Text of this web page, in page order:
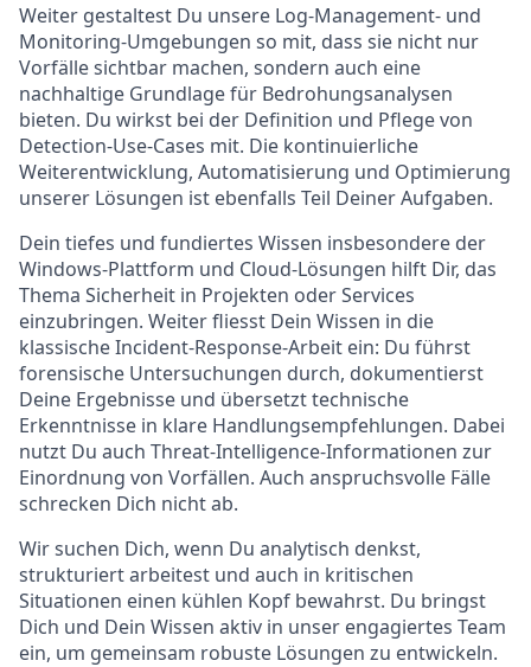
Weiter gestaltest Du unsere Log-Management- und
Monitoring-Umgebungen so mit, dass sie nicht nur
Vorfälle sichtbar machen, sondern auch eine
nachhaltige Grundlage für Bedrohungsanalysen
bieten. Du wirkst bei der Definition und Pflege von
Detection-Use-Cases mit. Die kontinuierliche
Weiterentwicklung, Automatisierung und Optimierung
unserer Lösungen ist ebenfalls Teil Deiner Aufgaben.
Dein tiefes und fundiertes Wissen insbesondere der
Windows-Plattform und Cloud-Lösungen hilft Dir, das
Thema Sicherheit in Projekten oder Services
einzubringen. Weiter fliesst Dein Wissen in die
klassische Incident-Response-Arbeit ein: Du führst
forensische Untersuchungen durch, dokumentierst
Deine Ergebnisse und übersetzt technische
Erkenntnisse in klare Handlungsempfehlungen. Dabei
nutzt Du auch Threat-Intelligence-Informationen zur
Einordnung von Vorfällen. Auch anspruchsvolle Fälle
schrecken Dich nicht ab.
Wir suchen Dich, wenn Du analytisch denkst,
strukturiert arbeitest und auch in kritischen
Situationen einen kühlen Kopf bewahrst. Du bringst
Dich und Dein Wissen aktiv in unser engagiertes Team
ein, um gemeinsam robuste Lösungen zu entwickeln.